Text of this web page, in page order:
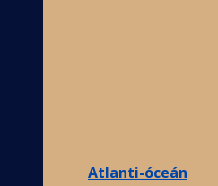
Atlanti-óceán